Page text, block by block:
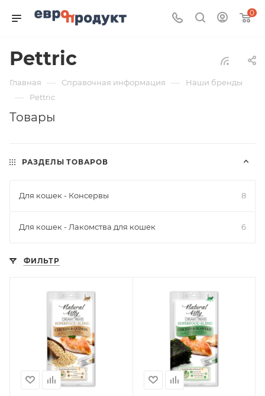
0
Pettric
Главная — Справочная информация — Наши бренды
— Pettric
Товары
РАЗДЕЛЫ ТОВАРОВ
Для кошек - Консервы 8
Для кошек - Лакомства для кошек 6
ФИЛЬТР